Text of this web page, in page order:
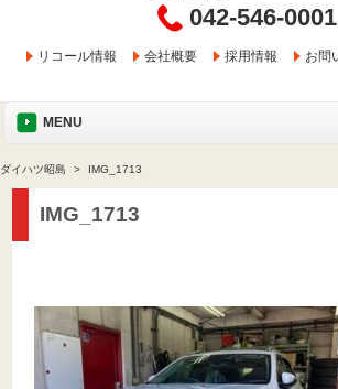
042-546-0001
リコール情報 会社概要 採用情報 お問
MENU
ダイハツ昭島 IMG_1713
IMG_1713